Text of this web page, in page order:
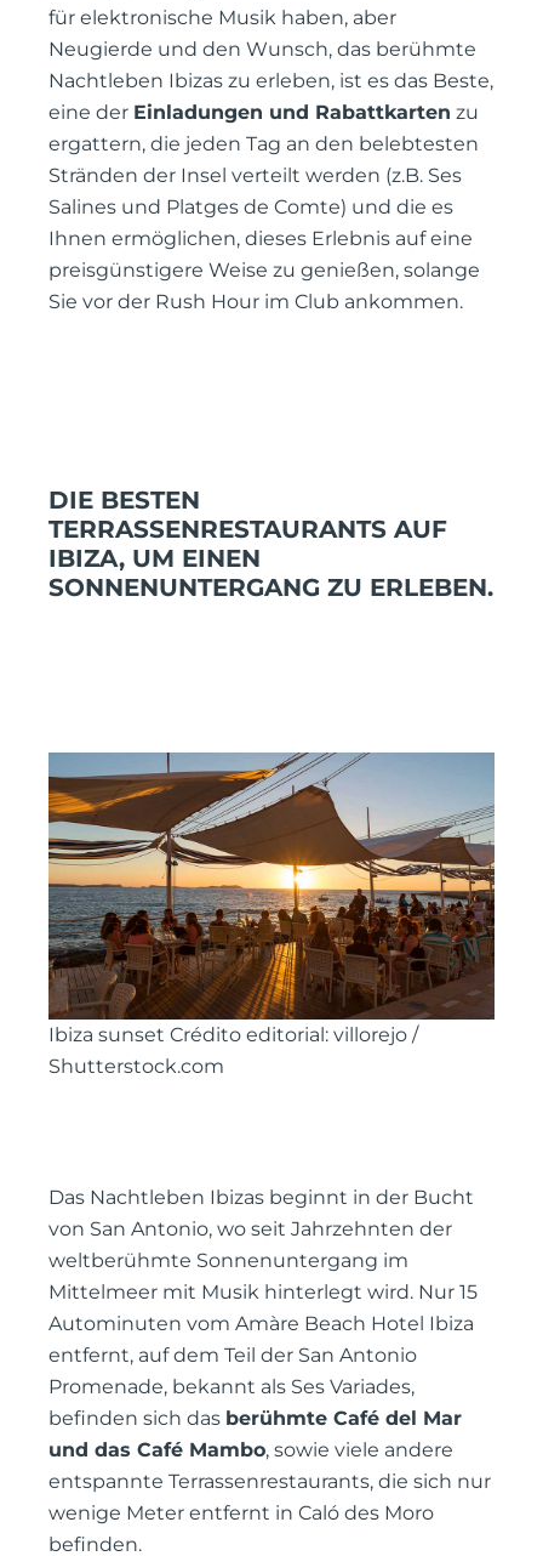
für elektronische Musik haben, aber
Neugierde und den Wunsch, das berühmte
Nachtleben Ibizas zu erleben, ist es das Beste,
eine der Einladungen und Rabattkarten zu
ergattern, die jeden Tag an den belebtesten
Stränden der Insel verteilt werden (z.B. Ses
Salines und Platges de Comte) und die es
Ihnen ermöglichen, dieses Erlebnis auf eine
preisgünstigere Weise zu genießen, solange
Sie vor der Rush Hour im Club ankommen.
DIE BESTEN
TERRASSENRESTAURANTS AUF
IBIZA, UM EINEN
SONNENUNTERGANG ZU ERLEBEN.
Ibiza sunset Crédito editorial: villorejo /
Shutterstock.com
Das Nachtleben Ibizas beginnt in der Bucht
von San Antonio, wo seit Jahrzehnten der
weltberühmte Sonnenuntergang im
Mittelmeer mit Musik hinterlegt wird. Nur 15
Autominuten vom Amàre Beach Hotel Ibiza
entfernt, auf dem Teil der San Antonio
Promenade, bekannt als Ses Variades,
befinden sich das berühmte Café del Mar
und das Café Mambo, sowie viele andere
entspannte Terrassenrestaurants, die sich nur
wenige Meter entfernt in Caló des Moro
befinden.